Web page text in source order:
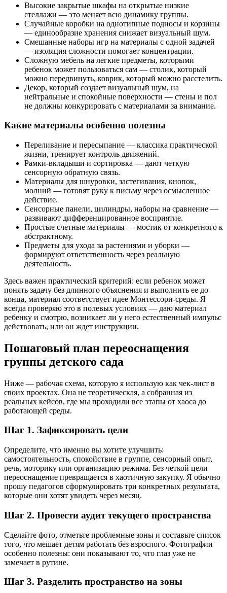
Высокие закрытые шкафы на открытые низкие
стеллажи — это меняет всю динамику группы.
Случайные коробки на однотипные подносы и корзины
— единообразие хранения снижает визуальный шум.
Смешанные наборы игр на материалы с одной задачей
— изоляция сложности помогает концентрации.
Сложную мебель на легкие предметы, которыми
ребенок может пользоваться сам — столик, который
можно передвинуть, коврик, который можно расстелить.
Декор, который создает визуальный шум, на
нейтральные и спокойные поверхности — стены и пол
не должны конкурировать с материалами за внимание.
Какие материалы особенно полезны
Переливание и пересыпание — классика практической
жизни, тренирует контроль движений.
Рамки-вкладыши и сортировка — дают четкую
сенсорную обратную связь.
Материалы для шнуровки, застегивания, кнопок,
молний — готовят руку к письму через осмысленное
действие.
Сенсорные панели, цилиндры, наборы на сравнение —
развивают дифференцированное восприятие.
Простые счетные материалы — мостик от конкретного к
абстрактному.
Предметы для ухода за растениями и уборки —
формируют ответственность через реальную
деятельность.
Здесь важен практический критерий: если ребенок может
понять задачу без длинного объяснения и выполнить ее до
конца, материал соответствует идее Монтессори-среды. Я
всегда проверяю это в полевых условиях — даю материал
ребенку и смотрю, возникает ли у него естественный импульс
действовать, или он ждет инструкции.
Пошаговый план переоснащения
группы детского сада
Ниже — рабочая схема, которую я использую как чек-лист в
своих проектах. Она не теоретическая, а собранная из
реальных кейсов, где мы проходили все этапы от хаоса до
работающей среды.
Шаг 1. Зафиксировать цели
Определите, что именно вы хотите улучшить:
самостоятельность, спокойствие в группе, сенсорный опыт,
речь, моторику или организацию режима. Без четкой цели
переоснащение превращается в хаотичную закупку. Я обычно
прошу педагогов сформулировать три конкретных результата,
которые они хотят увидеть через месяц.
Шаг 2. Провести аудит текущего пространства
Сделайте фото, отметьте проблемные зоны и составьте список
того, что мешает детям работать без взрослого. Фотографии
особенно полезны: они показывают то, что глаз уже не
замечает в рутине.
Шаг 3. Разделить пространство на зоны